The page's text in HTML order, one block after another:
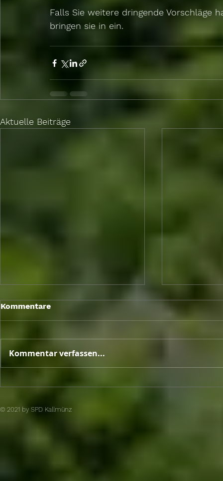
Falls Sie weitere dringende Vorschläge
bringen sie in ein.
Aktuelle Beiträge
SPD und engagierten
Berlin
Mai 2026
Kommentare
Kommentar verfassen...
© 2021 by SPD Kallmünz​